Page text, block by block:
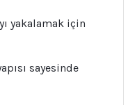
yakalamak için
sayesinde